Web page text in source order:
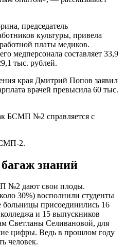
председатель
культуры, привела
платы медиков.
медперсонала составляет 33,9
тыс. рублей.
края Дмитрий Попов заявил
врачей превысила 60 тыс.
2.
знаний
№2 дают свои плоды.
30%) восполнили студенты
больницы присоединились 16
и 15 выпускников
Светланы Селивановой, для
цифры. Ведь в прошлом году
человек.